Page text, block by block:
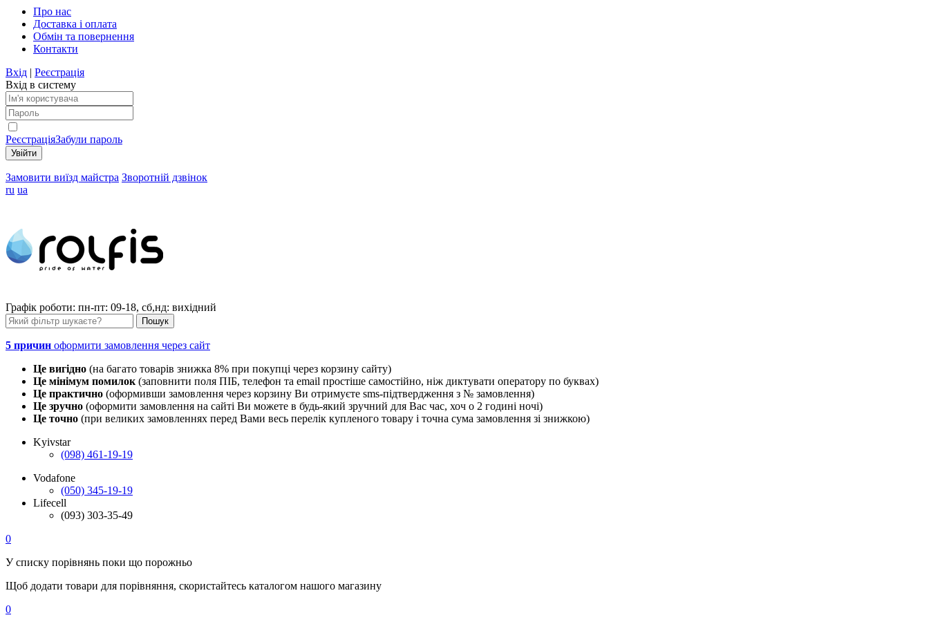
Про нас
Доставка і оплата
Обмін та повернення
Контакти
Вхід | Реєстрація
Вхід в систему
РеєстраціяЗабули пароль
Замовити виїзд майстра Зворотній дзвінок
ru ua
Графік роботи: пн-пт: 09-18, сб,нд: вихідний
5 причин оформити замовлення через сайт
Це вигідно (на багато товарів знижка 8% при покупці через корзину сайту)
Це мінімум помилок (заповнити поля ПІБ, телефон та email простіше самостійно, ніж диктувати оператору по буквах)
Це практично (оформивши замовлення через корзину Ви отримуєте sms-підтвердження з № замовлення)
Це зручно (оформити замовлення на сайті Ви можете в будь-який зручний для Вас час, хоч о 2 годині ночі)
Це точно (при великих замовленнях перед Вами весь перелік купленого товару і точна сума замовлення зі знижкою)
Kyivstar
(098) 461-19-19
Vodafone
(050) 345-19-19
Lifecell
(093) 303-35-49
0
У списку порівнянь поки що порожньо
Щоб додати товари для порівняння, скористайтесь каталогом нашого магазину
0